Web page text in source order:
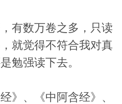
有数万卷之多，只读
就觉得不符合我对真
勉强读下去。
》、《中阿含经》、